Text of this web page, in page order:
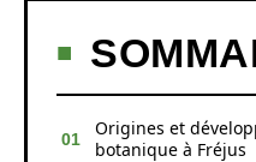
Origines et
botanique à Fréjus